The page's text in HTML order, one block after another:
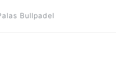
Bullpadel